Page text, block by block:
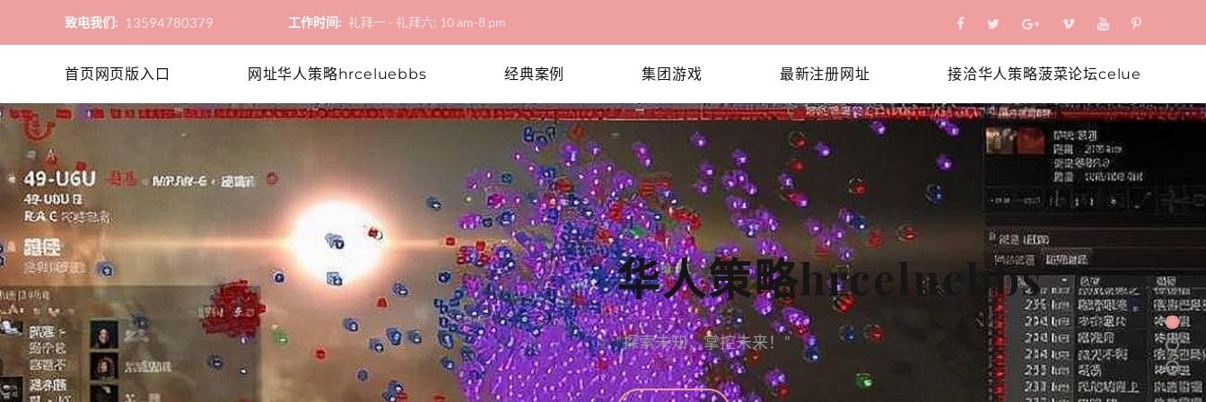
致电我们: 13594780379 工作时间: 礼拜一 - 礼拜六: 10 am-8 pm
首页网页版入口 网址华人策略hrceluebbs 经典案例 集团游戏 最新注册网址 接洽华人策略菠菜论坛celue
华人策略菠菜论坛celue